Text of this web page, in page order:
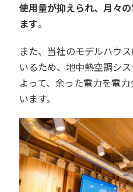
使用量が抑えられ、月々
ます。
また、当社のモデルハウ
いるため、地中熱空調シ
よって、余った電力を電
います。